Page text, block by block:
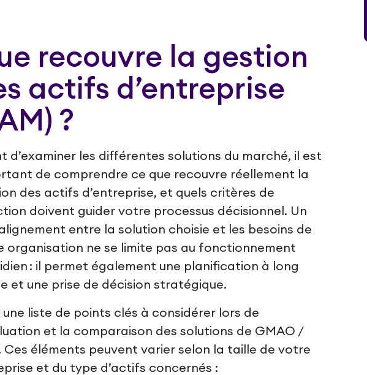
recouvre la gestion
actifs d’entreprise
?
d’examiner les différentes solutions du marché, il est
de comprendre ce que recouvre réellement la
des actifs d’entreprise, et quels critères de
doivent guider votre processus décisionnel. Un
entre la solution choisie et les besoins de
organisation ne se limite pas au fonctionnement
: il permet également une planification à long
et une prise de décision stratégique.
une liste de points clés à considérer lors de
et la comparaison des solutions de GMAO /
Ces éléments peuvent varier selon la taille de votre
et du type d’actifs concernés :